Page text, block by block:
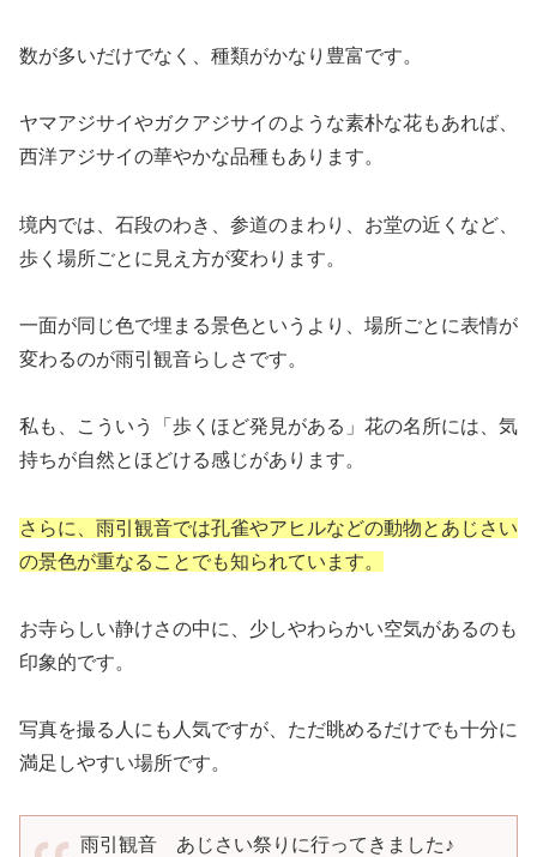
数が多いだけでなく、種類がかなり豊富です。
ヤマアジサイやガクアジサイのような素朴な花もあれば、
西洋アジサイの華やかな品種もあります。
境内では、石段のわき、参道のまわり、お堂の近くなど、
歩く場所ごとに見え方が変わります。
一面が同じ色で埋まる景色というより、場所ごとに表情が
変わるのが雨引観音らしさです。
私も、こういう「歩くほど発見がある」花の名所には、気
持ちが自然とほどける感じがあります。
さらに、雨引観音では孔雀やアヒルなどの動物とあじさい
の景色が重なることでも知られています。
お寺らしい静けさの中に、少しやわらかい空気があるのも
印象的です。
写真を撮る人にも人気ですが、ただ眺めるだけでも十分に
満足しやすい場所です。
雨引観音 あじさい祭りに行ってきました♪